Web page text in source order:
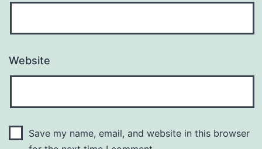
Website
Save my name, email, and website in this browser